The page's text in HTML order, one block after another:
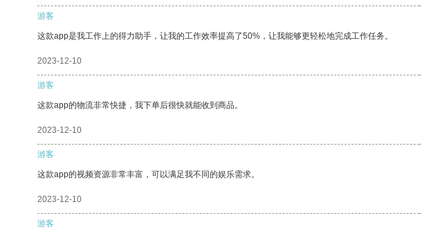
游客
这款app是我工作上的得力助手，让我的工作效率提高了50%，让我能够更轻松地完成工作任务。
2023-12-10
游客
这款app的物流非常快捷，我下单后很快就能收到商品。
2023-12-10
游客
这款app的视频资源非常丰富，可以满足我不同的娱乐需求。
2023-12-10
游客